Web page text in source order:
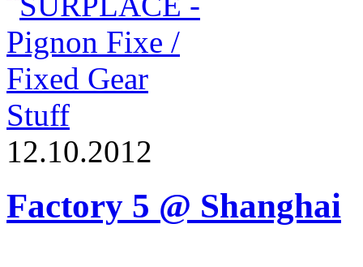
Stuff
12.10.2012
Factory 5 @ Shanghai